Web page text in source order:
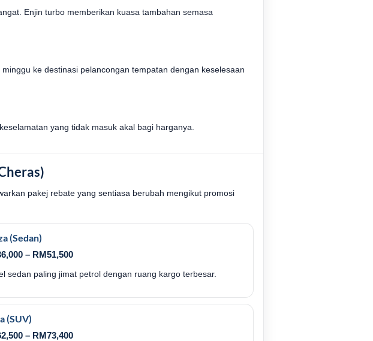
Enjin turbo memberikan kuasa tambahan semasa
ke destinasi pelancongan tempatan dengan keselesaan
yang tidak masuk akal bagi harganya.
pakej rebate yang sentiasa berubah mengikut promosi
(Sedan)
– RM51,500
sedan paling jimat petrol dengan ruang kargo terbesar.
(SUV)
– RM73,400